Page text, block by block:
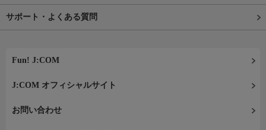
サポート・よくある質問
Fun! J:COM
J:COM オフィシャルサイト
お問い合わせ